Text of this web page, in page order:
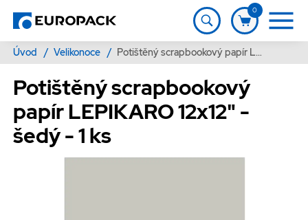
0
Úvod / Velikonoce / Potištěný scrapbookový papír LEPIKARO 12x12" - šedý - 1 ks
Potištěný scrapbookový
papír LEPIKARO 12x12" -
šedý - 1 ks